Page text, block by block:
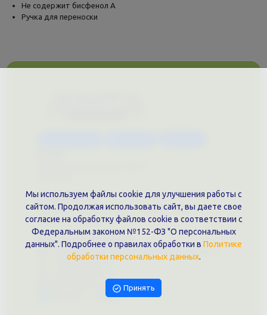
Не содержит бисфенол А
Ручка для переноски
Документы
Политика обработки персональных данных
Публичная оферта
Контакты филиала
г. Краснодар, ул. Шоссе Нефтяников, 28, оф. 51
+7 (861)202-09-02
9457070@krd-print.ru
Написать в Telegram
Мы используем файлы cookie для улучшения работы с
сайтом. Продолжая использовать сайт, вы даете свое
согласие на обработку файлов cookie в соответствии с
Федеральным законом №152-ФЗ "О персональных
данных". Подробнее о правилах обработки в Политике
обработки персональных данных.
Принять